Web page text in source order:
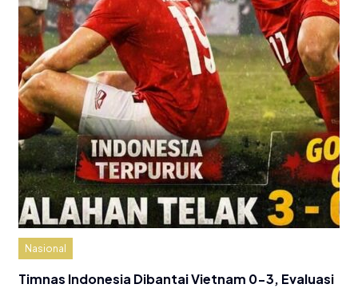
Nasional
Timnas Indonesia Dibantai Vietnam 0-3, Evaluasi